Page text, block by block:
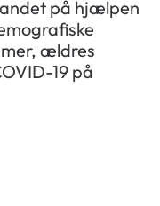
på hjælpen
ældres
19 på